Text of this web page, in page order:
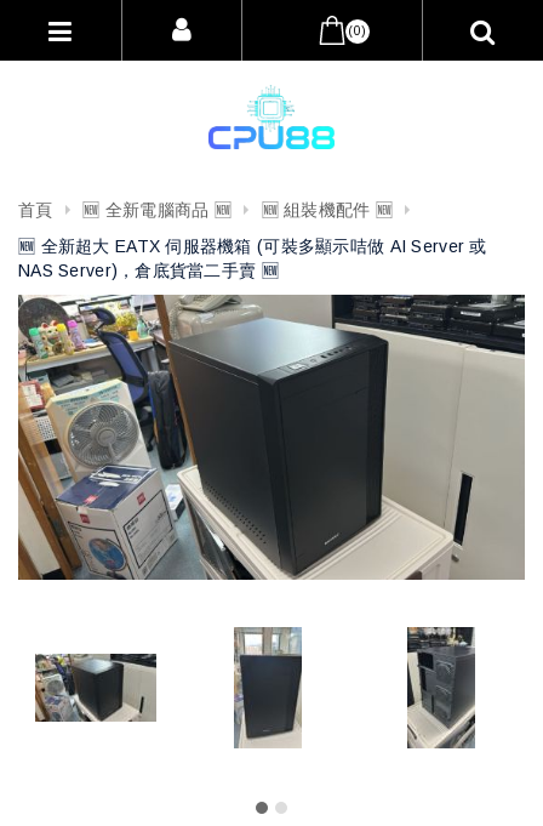
(0)
首頁 🆕 全新電腦商品 🆕
🆕 組裝機配件 🆕
🆕 全新超大 EATX 伺服器機箱 (可裝多顯示咭做 AI Server 或
NAS Server)，倉底貨當二手賣 🆕